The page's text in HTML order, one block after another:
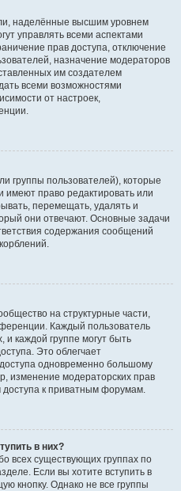
наделённые высшим уровнем
управлять всеми аспектами
прав доступа, отключение
назначение модераторов
им создателем
всеми возможностями
от настроек,
группы пользователей), которые
право редактировать или
перемещать, удалять и
они отвечают. Основные задачи
содержания сообщений
на структурные части,
Каждый пользователь
и каждой группе могут быть
Это облегчает
одновременно большому
изменение модераторских прав
доступа к приватным форумам.
в них?
всех существующих группах по
Если вы хотите вступить в
кнопку. Однако не все группы